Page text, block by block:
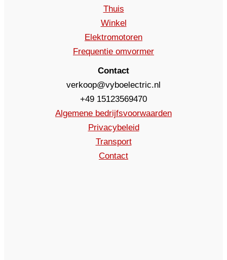
Thuis
Winkel
Elektromotoren
Frequentie omvormer
Contact
verkoop@vyboelectric.nl
+49 15123569470
Algemene bedrijfsvoorwaarden
Privacybeleid
Transport
Contact